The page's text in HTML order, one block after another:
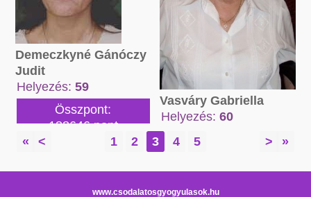
Demeczkyné Gánóczy
Judit
Helyezés:59
Összpont:
188646 pont
Vasváry Gabriella
Helyezés:60
Összpont:
« < 1 2 3 4 5 > »
www.csodalatosgyogyulasok.hu